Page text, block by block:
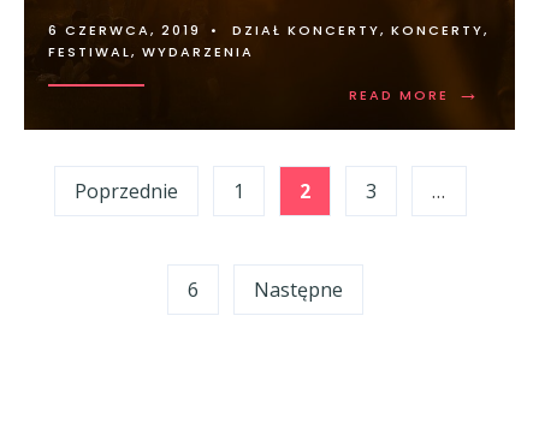
6 CZERWCA, 2019 • DZIAŁ KONCERTY, KONCERTY,
FESTIWAL, WYDARZENIA
READ MORE →
Stronicowanie
wpisów
Poprzednie 1 2 3 …
6 Następne